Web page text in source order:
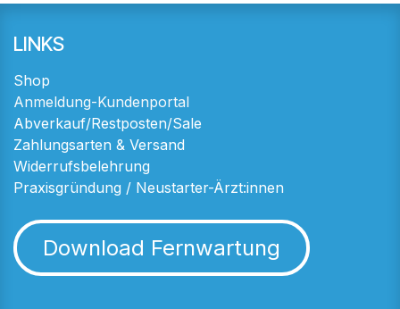
LINKS
Shop
Anmeldung-Kundenportal
Abverkauf/Restposten/Sale
Zahlungsarten & Versand
Widerrufsbelehrung
Praxisgründung / Neustarter-Ärzt:innen
Download Fernwartung